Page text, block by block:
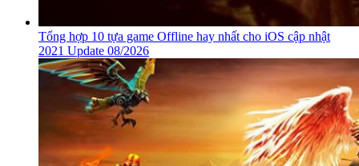
Tổng hợp 10 tựa game Offline hay nhất cho iOS cập nhật
2021 Update 08/2026